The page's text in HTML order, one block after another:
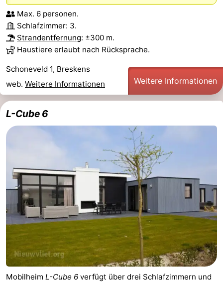
Max. 6 personen.
Schlafzimmer: 3.
Strandentfernung: ±300 m.
Haustiere erlaubt nach Rücksprache.
Schoneveld 1, Breskens
web. Weitere Informationen Weitere Informationen
L-Cube 6
Mobilheim L-Cube 6 verfügt über drei Schlafzimmern und